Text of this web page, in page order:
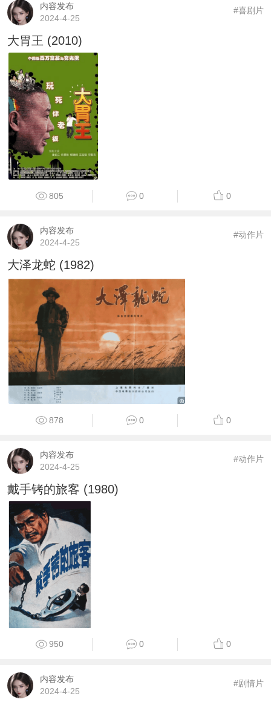
内容发布
2024-4-25
#喜剧片
大胃王 (2010)
805 0 0
内容发布
2024-4-25
#动作片
大泽龙蛇 (1982)
878 0 0
内容发布
2024-4-25
#动作片
戴手铐的旅客 (1980)
950 0 0
内容发布
2024-4-25
#剧情片